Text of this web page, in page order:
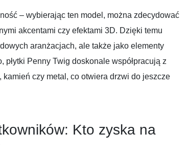
– wybierając ten model, można zdecydować
akcentami czy efektami 3D. Dzięki temu
aranżacjach, ale także jako elementy
Penny Twig doskonale współpracują z
czy metal, co otwiera drzwi do jeszcze
Kto zyska na